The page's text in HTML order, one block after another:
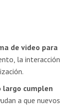
de video para
la interacción
largo cumplen
a que nuevos